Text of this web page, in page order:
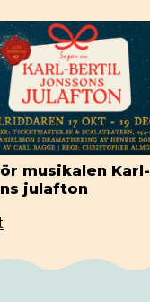
musikalen Karl-
julafton